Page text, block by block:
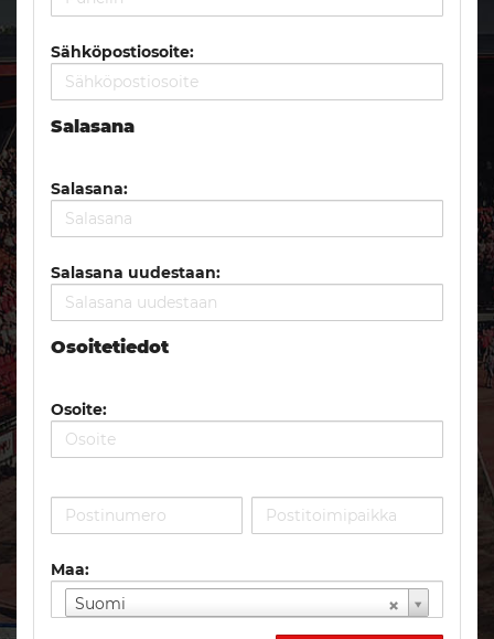
Sähköpostiosoite:
Salasana
Salasana:
Salasana uudestaan:
Osoitetiedot
Osoite:
Maa:
Suomi